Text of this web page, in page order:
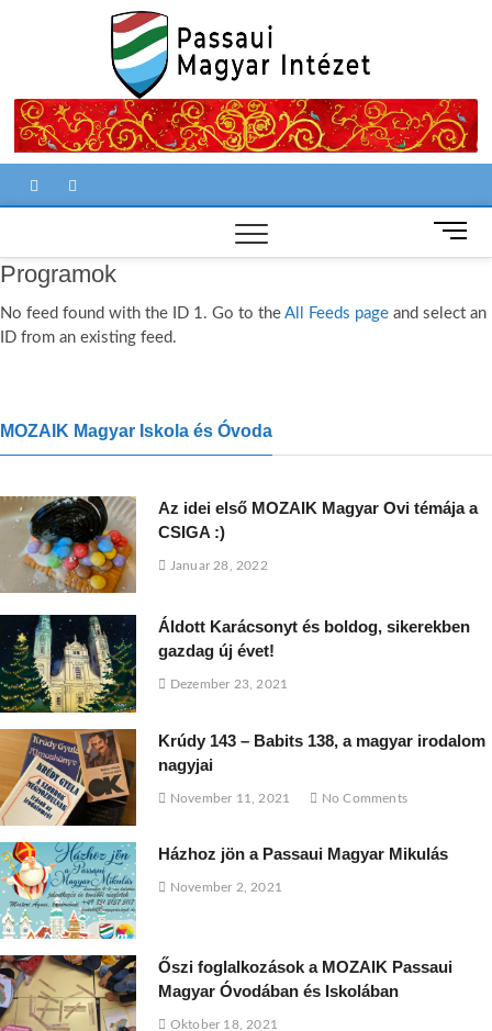
Institut
M
e
Programok
No feed found with the ID 1. Go to the All Feeds page and select an
ID from an existing feed.
MOZAIK Magyar Iskola és Óvoda
Az idei első MOZAIK Magyar Ovi témája a
CSIGA :)
Januar 28, 2022
Áldott Karácsonyt és boldog, sikerekben
gazdag új évet!
Dezember 23, 2021
Krúdy 143 – Babits 138, a magyar irodalom
nagyjai
November 11, 2021 No Comments
Házhoz jön a Passaui Magyar Mikulás
November 2, 2021
Őszi foglalkozások a MOZAIK Passaui
Magyar Óvodában és Iskolában
Oktober 18, 2021